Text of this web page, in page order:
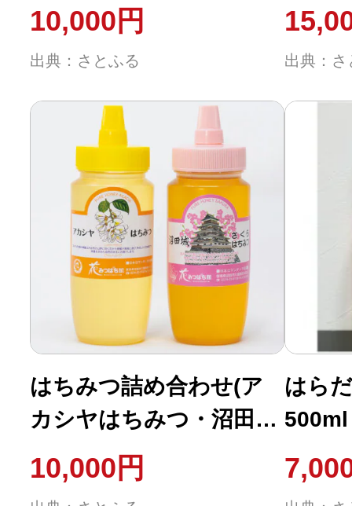
はちみつ)各250g
10,000円
出典：さとふる
はち
つ・
出典：さ
はちみつ詰め合わせ(ア
カシヤはちみつ・沼田城
さくらはちみつ)各250g
10,000円
はら
500ml